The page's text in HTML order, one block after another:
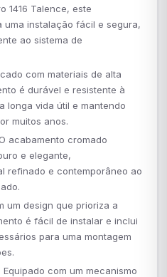
1416 Talence, este
uma instalação fácil e segura,
ao sistema de
com materiais de alta
é durável e resistente à
longa vida útil e mantendo
muitos anos.
O acabamento cromado
e elegante,
refinado e contemporâneo ao
um design que prioriza a
é fácil de instalar e inclui
para uma montagem
Equipado com um mecanismo